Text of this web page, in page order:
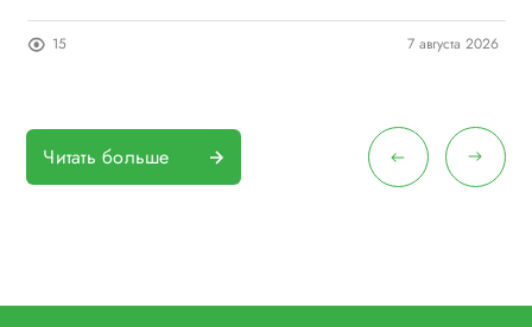
15 7 августа 2026
Читать больше